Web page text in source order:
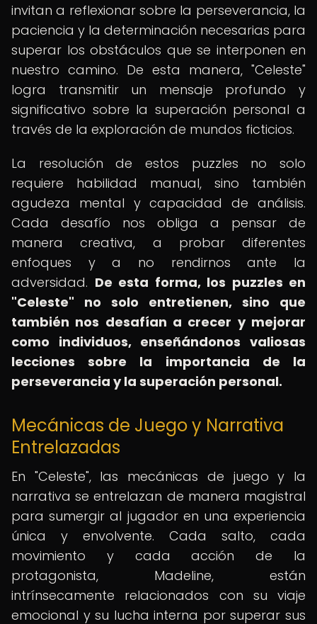
invitan a reflexionar sobre la perseverancia, la
paciencia y la determinación necesarias para
superar los obstáculos que se interponen en
nuestro camino. De esta manera, "Celeste"
logra transmitir un mensaje profundo y
significativo sobre la superación personal a
través de la exploración de mundos ficticios.
La resolución de estos puzzles no solo
requiere habilidad manual, sino también
agudeza mental y capacidad de análisis.
Cada desafío nos obliga a pensar de
manera creativa, a probar diferentes
enfoques y a no rendirnos ante la
adversidad. De esta forma, los puzzles en
"Celeste" no solo entretienen, sino que
también nos desafían a crecer y mejorar
como individuos, enseñándonos valiosas
lecciones sobre la importancia de la
perseverancia y la superación personal.
Mecánicas de Juego y Narrativa
Entrelazadas
En "Celeste", las mecánicas de juego y la
narrativa se entrelazan de manera magistral
para sumergir al jugador en una experiencia
única y envolvente. Cada salto, cada
movimiento y cada acción de la
protagonista, Madeline, están
intrínsecamente relacionados con su viaje
emocional y su lucha interna por superar sus